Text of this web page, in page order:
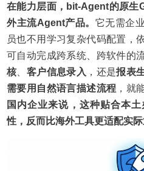
在能力层面，bit-Agent的原生
外主流Agent产品。 它无需企
员也不用学习复杂代码配置，
可自动完成跨系统、跨软件的
核、 客户信息录入 ，还是报表
需要用自然语言描述流程 ，就
国内企业来说，这种贴合本
性，反而比海外工具更适配实际